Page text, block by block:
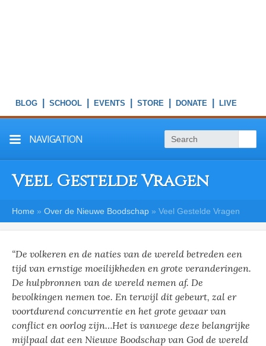
NAVIGATION
Veel Gestelde Vragen
Home » Over de Nieuwe Boodschap » Veel Gestelde Vragen
“De volkeren en de naties van de wereld betreden een
tijd van ernstige moeilijkheden en grote veranderingen.
De hulpbronnen van de wereld nemen af. De
bevolkingen nemen toe. En terwijl dit gebeurt, zal er
voortdurend concurrentie en het grote gevaar van
conflict en oorlog zijn…Het is vanwege deze belangrijke
mijlpaal dat een Nieuwe Boodschap van God de wereld